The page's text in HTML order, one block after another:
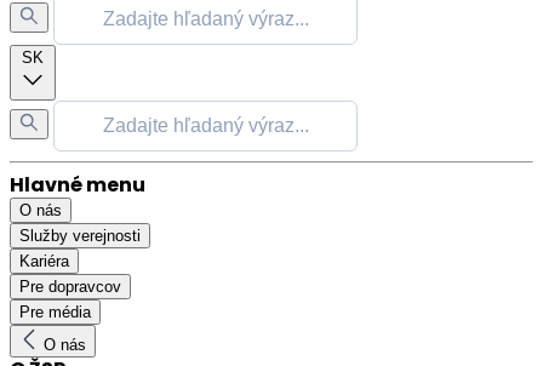
SK
Hlavné menu
O nás
Služby verejnosti
Kariéra
Pre dopravcov
Pre média
O nás